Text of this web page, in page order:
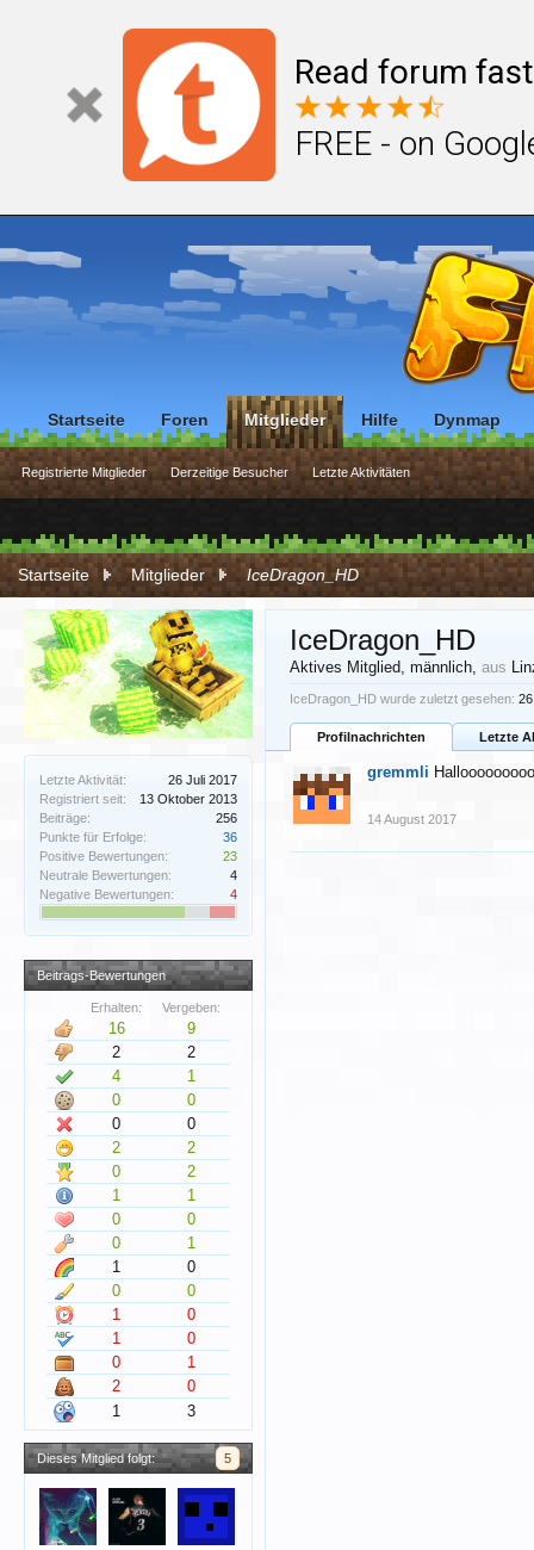
Read forum
FREE - on
Startseite Mitglieder IceDragon_HD
Letzte Aktivität:
26 Juli 2017
Registriert seit:
13 Oktober 2013
Beiträge:
256
Punkte für Erfolge:
36
Positive Bewertungen:
23
Neutrale Bewertungen:
4
Negative Bewertungen:
4
Beitrags-Bewertungen
Erhalten: Vergeben:
16
9
2
2
4
1
0
0
0
0
2
2
0
2
1
1
0
0
0
1
1
0
0
0
1
0
1
0
0
1
2
0
1
3
Dieses Mitglied folgt: 5
IceDragon_HD
Aktives Mitglied, männlich, aus
IceDragon_HD wurde zuletzt gesehen:
Profilnachrichten Letzte
gremmli
14 August 2017
Startseite Foren Mitglieder
Registrierte Mitglieder Derzeitige Besucher Letzte Aktivitäten
Hilfe Dynmap